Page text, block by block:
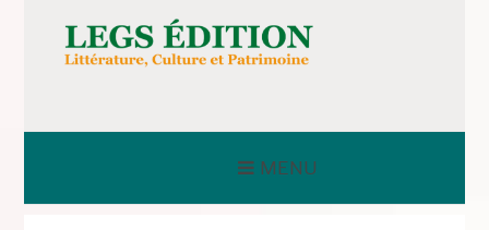
contenuLEGS ÉDITION
MENU